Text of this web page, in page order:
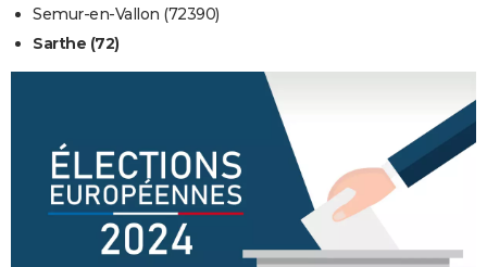
Semur-en-Vallon (72390)
Sarthe (72)